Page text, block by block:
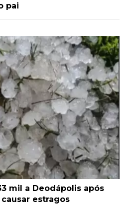
pai
mil a Deodápolis após
estragos